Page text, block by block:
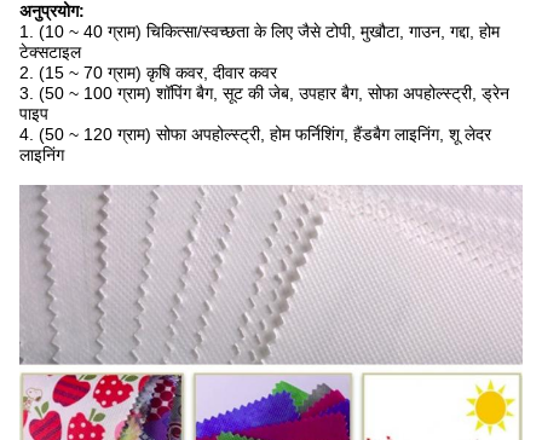
अनुप्रयोग:
1. (10 ~ 40 ग्राम) चिकित्सा/स्वच्छता के लिए जैसे टोपी, मुखौटा, गाउन, गद्दा, होम
टेक्सटाइल
2. (15 ~ 70 ग्राम) कृषि कवर, दीवार कवर
3. (50 ~ 100 ग्राम) शॉपिंग बैग, सूट की जेब, उपहार बैग, सोफा अपहोल्स्ट्री, ड्रेन
पाइप
4. (50 ~ 120 ग्राम) सोफा अपहोल्स्ट्री, होम फर्निशिंग, हैंडबैग लाइनिंग, शू लेदर
लाइनिंग